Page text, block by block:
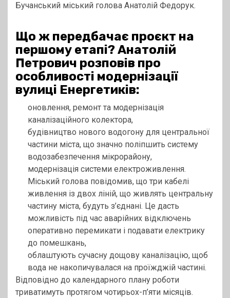
Бучанський міський голова Анатолій Федорук.
Що ж передбачає проєкт на
першому етапі? Анатолій
Петрович розповів про
особливості модернізації
вулиці Енергетиків:
оновлення, ремонт та модернізація
каналізаційного колектора,
будівництво нового водогону для центральної
частини міста, що значно поліпшить систему
водозабезпечення мікрорайону,
модернізація системи електроживлення.
Міський голова повідомив, що три кабелі
живлення із двох ліній, що живлять центральну
частину міста, будуть з’єднані. Це дасть
можливість під час аварійних відключень
оперативно перемикати і подавати електрику
до помешкань,
облаштують сучасну дощову каналізацію, щоб
вода не накопичувалася на проїжджій частині.
Відповідно до календарного плану роботи
триватимуть протягом чотирьох-п’яти місяців.